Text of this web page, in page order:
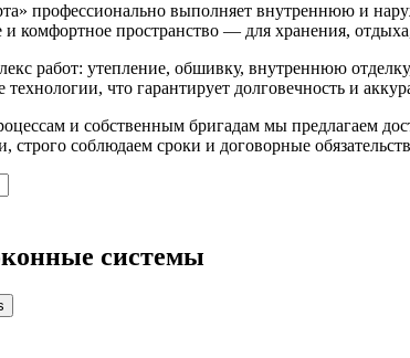
профессионально выполняет внутреннюю и
комфортное пространство — для хранения,
работ: утепление, обшивку, внутреннюю
что гарантирует долговечность и
и собственным бригадам мы предлагаем
строго соблюдаем сроки и договорные
системы